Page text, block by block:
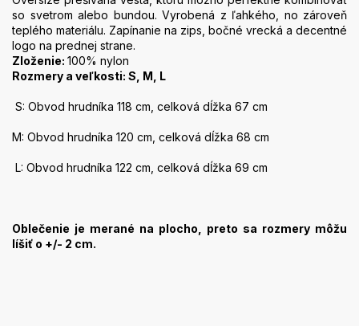
so svetrom alebo bundou. Vyrobená z ľahkého, no zároveň
teplého materiálu. Zapínanie na zips, bočné vrecká a decentné
logo na prednej strane.
Zloženie: 100% nylon
Rozmery a veľkosti: S, M, L
S: Obvod hrudníka 118 cm, celková dĺžka 67 cm
M: Obvod hrudníka 120 cm, celková dĺžka 68 cm
L: Obvod hrudníka 122 cm, celková dĺžka 69 cm
Oblečenie je merané na plocho, preto sa rozmery môžu
líšiť o +/- 2 cm.